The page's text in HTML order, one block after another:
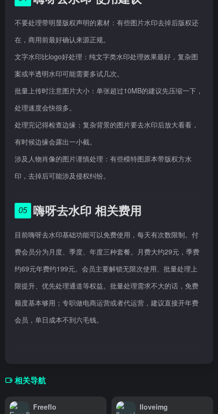
不要处理带明显版权声明的素材：有些图片水印去掉后版权还
在，商用前最好确认来源正规。
文字水印比logo好处理：纯文字类水印处理效果最好，复杂图
案或半透明水印可能需要多试几次。
批量上传时注意图片大小：单张超过10MB的建议先压缩一下，
处理速度会快很多。
处理完记得检查边缘：复杂背景的图片要去水印后放大看看，
有时候边缘会露出一小截。
涉及人物肖像的图片谨慎处理：有些模特图原本带版权方水
印，去掉后可能涉及侵权纠纷。
05 嗨呀去水印 相关费用
目前嗨呀去水印基础功能可以免费使用，每天有次数限制。付
费会员分为月度、季度、年度三种套餐。月费大约29元，季费
约69元年费约199元。会员主要解锁无限次使用、批量处理上
限提升、优先处理通道等权益。批量处理需求不大的话，免费
额度基本够用；专职做电商运营或者代运营，建议直接开年费
会员，单日成本不到六毛钱。
相关导航
Freeflo Iloveimg